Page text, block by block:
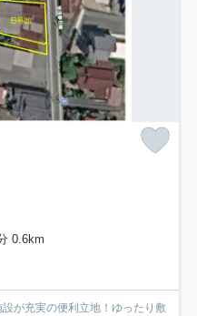
0.6km
が充実の便利立地！ゆったり敷